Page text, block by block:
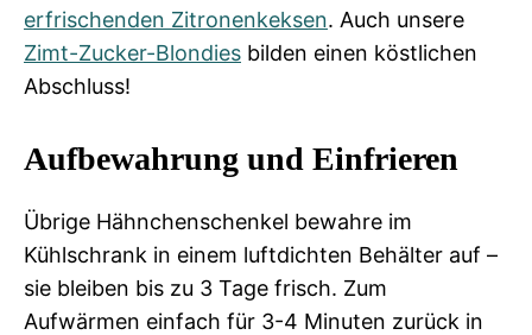
erfrischenden Zitronenkeksen. Auch unsere
Zimt-Zucker-Blondies bilden einen köstlichen
Abschluss!
Aufbewahrung und Einfrieren
Übrige Hähnchenschenkel bewahre im
Kühlschrank in einem luftdichten Behälter auf –
sie bleiben bis zu 3 Tage frisch. Zum
Aufwärmen einfach für 3-4 Minuten zurück in